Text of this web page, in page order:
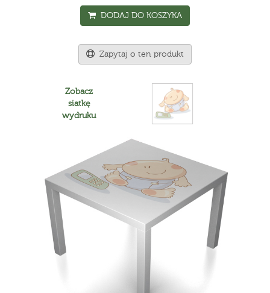
DODAJ DO KOSZYKA
Zapytaj o ten produkt
Zobacz
siatkę
wydruku